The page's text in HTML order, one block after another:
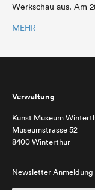
Werkschau aus. Am
MEHR
Verwaltung
Kunst Museum
Museumstrasse 52
8400 Winterthur
Newsletter Anmeldung